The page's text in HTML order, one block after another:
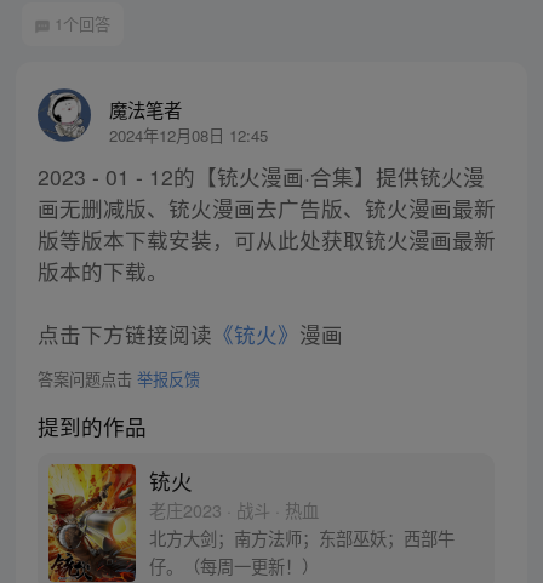
1个回答
魔法笔者
2024年12月08日 12:45
2023 - 01 - 12的【铳火漫画·合集】提供铳火漫
画无删减版、铳火漫画去广告版、铳火漫画最新
版等版本下载安装，可从此处获取铳火漫画最新
版本的下载。
点击下方链接阅读 《铳火》 漫画
答案问题点击 举报反馈
提到的作品
铳火
老庄2023 · 战斗 · 热血
北方大剑；南方法师；东部巫妖；西部牛
仔。（每周一更新！）